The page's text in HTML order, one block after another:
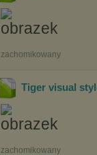
zachomikowany
Tiger visual
zachomikowany